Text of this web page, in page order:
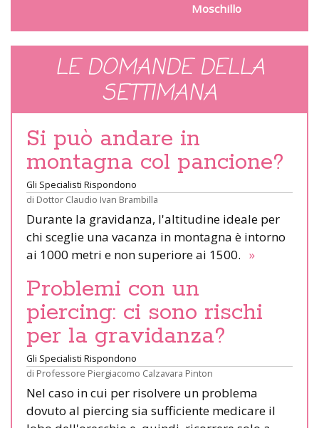
Moschillo
LE DOMANDE DELLA
SETTIMANA
Si può andare in
montagna col pancione?
Gli Specialisti Rispondono
di Dottor Claudio Ivan Brambilla
Durante la gravidanza, l'altitudine ideale per
chi sceglie una vacanza in montagna è intorno
ai 1000 metri e non superiore ai 1500. »
Problemi con un
piercing: ci sono rischi
per la gravidanza?
Gli Specialisti Rispondono
di Professore Piergiacomo Calzavara Pinton
Nel caso in cui per risolvere un problema
dovuto al piercing sia sufficiente medicare il